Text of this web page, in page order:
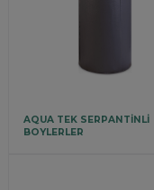
AQUA TEK SERPANTİNLİ
BOYLERLER